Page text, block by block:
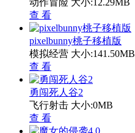
动作冒险 大小:12.29MB
查 看
pixelbunny桃子移植版
模拟经营 大小:141.50MB
查 看
勇闯死人谷2
飞行射击 大小:0MB
查 看